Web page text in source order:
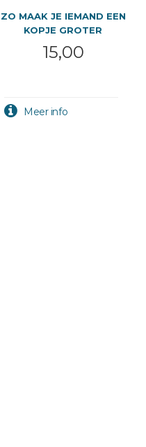
ZO MAAK JE IEMAND EEN
KOPJE GROTER
15,00